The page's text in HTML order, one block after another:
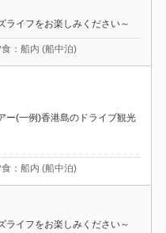
ライフをお楽しみください～
：船内 (船中泊)
ー(一例)香港島のドライブ観光
：船内 (船中泊)
ライフをお楽しみください～